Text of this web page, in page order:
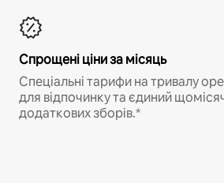
Спрощені ціни за місяць
Спеціальні тарифи на тривалу
для відпочинку та єдиний
додаткових зборів.*